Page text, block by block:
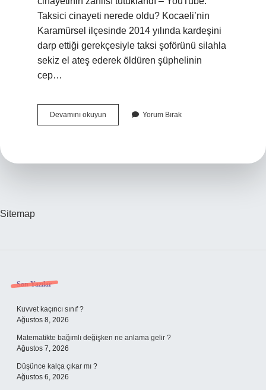
Taksici cinayeti nerede oldu? Kocaeli’nin
Karamürsel ilçesinde 2014 yılında kardeşini
darp ettiği gerekçesiyle taksi şoförünü silahla
sekiz el ateş ederek öldüren şüphelinin
cep…
Devamını okuyun
Taksiciyi
Yorum Bırak
Sitemap
Sidebar
Son Yazılar
Kuvvet kaçıncı sınıf ?
Ağustos 8, 2026
Matematikte bağımlı değişken ne anlama gelir ?
Ağustos 7, 2026
Düşünce kalça çıkar mı ?
Ağustos 6, 2026